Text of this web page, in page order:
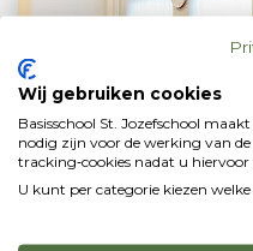
Bob van den
bestuurder SKOV
Wij gebruiken cookies
Basisschool St. Jozefschool
nodig zijn voor de werking van de
tracking‑cookies nadat u
U kunt per categorie kiezen